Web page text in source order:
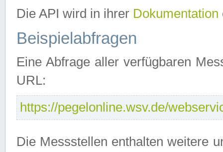
Die API wird in ihrer Dokumentation
Beispielabfragen
Eine Abfrage aller verfügbaren
URL:
https://pegelonline.wsv.de/
Die Messstellen enthalten weitere